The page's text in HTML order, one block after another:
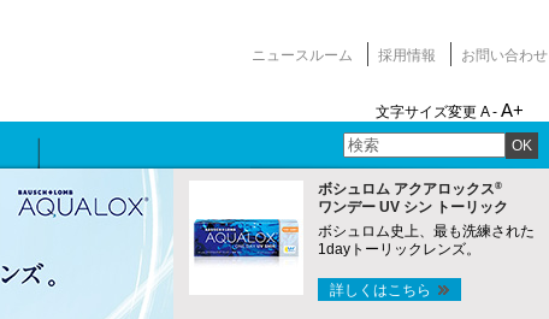
ニュースルーム 採用情報 お問い合わせ
文字サイズ変更 A - A+
OK
ボシュロム アクアロックス®
ワンデー UV シン トーリック
ボシュロム史上、最も洗練された
1dayトーリックレンズ。
詳しくはこちら